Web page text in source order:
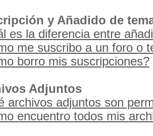
y Añadido de
es la diferencia entre
me suscribo a un foro o
borro mis suscripciones?
Adjuntos
archivos adjuntos son
encuentro todos mis